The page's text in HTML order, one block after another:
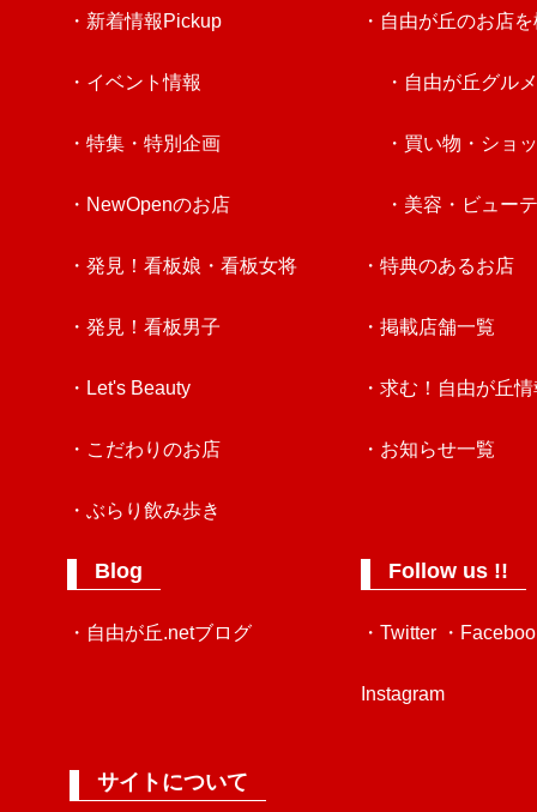
・新着情報Pickup
・イベント情報
・特集・特別企画
・NewOpenのお店
・発見！看板娘・看板女将
・発見！看板男子
・Let's Beauty
・こだわりのお店
・ぶらり飲み歩き
Blog
・自由が丘.netブログ
・自由が丘のお店
・自由が丘グルメ
・買い物・ショ
・美容・ビュー
・特典のあるお店
・掲載店舗一覧
・求む！自由が丘
・お知らせ一覧
Follow us !!
・Twitter ・
Instagram
サイトについて